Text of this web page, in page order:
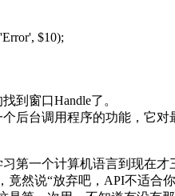
$10);
到窗口Handle了。
后台调用程序的功能，它
习第一个计算机语言到现在
竟然说“放弃吧，API不适